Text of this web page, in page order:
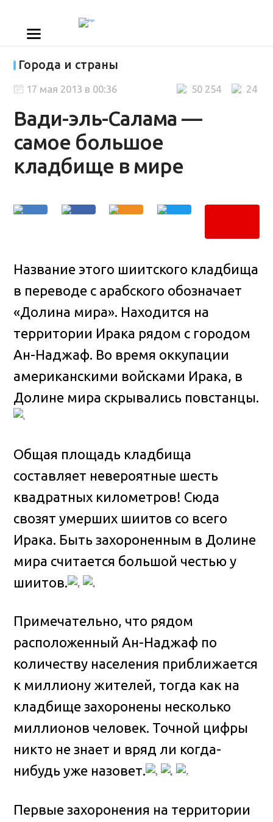
Города и страны
Вади-эль-Салама —
самое большое
кладбище в мире
24
50 254
17 мая 2013 в 00:36
Название этого шиитского кладбища
в переводе с арабского обозначает
«Долина мира». Находится на
территории Ирака рядом с городом
Ан-Наджаф. Во время оккупации
американскими войсками Ирака, в
Долине мира скрывались повстанцы.
Общая площадь кладбища
составляет невероятные шесть
квадратных километров! Сюда
свозят умерших шиитов со всего
Ирака. Быть захороненным в Долине
мира считается большой честью у
шиитов.
Примечательно, что рядом
расположенный Ан-Наджаф по
количеству населения приближается
к миллиону жителей, тогда как на
кладбище захоронены несколько
миллионов человек. Точной цифры
никто не знает и вряд ли когда-
нибудь уже назовет.
Первые захоронения на территории